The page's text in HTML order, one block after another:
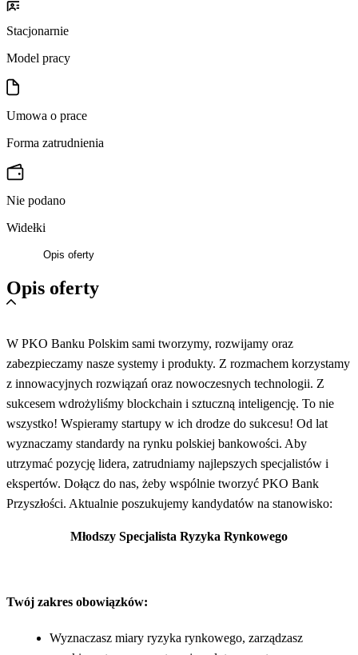
Stacjonarnie
Model pracy
Umowa o prace
Forma zatrudnienia
Nie podano
Widełki
Opis oferty
Opis oferty
W PKO Banku Polskim sami tworzymy, rozwijamy oraz
zabezpieczamy nasze systemy i produkty. Z rozmachem korzystamy
z innowacyjnych rozwiązań oraz nowoczesnych technologii. Z
sukcesem wdrożyliśmy blockchain i sztuczną inteligencję. To nie
wszystko! Wspieramy startupy w ich drodze do sukcesu! Od lat
wyznaczamy standardy na rynku polskiej bankowości. Aby
utrzymać pozycję lidera, zatrudniamy najlepszych specjalistów i
ekspertów. Dołącz do nas, żeby wspólnie tworzyć PKO Bank
Przyszłości. Aktualnie poszukujemy kandydatów na stanowisko:
Młodszy Specjalista Ryzyka Rynkowego
Twój zakres obowiązków:
Wyznaczasz miary ryzyka rynkowego, zarządzasz